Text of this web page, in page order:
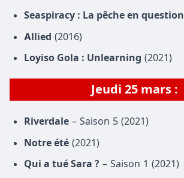
Seaspiracy : La pêche en question
Allied (2016)
Loyiso Gola : Unlearning (2021)
Jeudi 25 mars :
Riverdale – Saison 5 (2021)
Notre été (2021)
Qui a tué Sara ? – Saison 1 (2021)